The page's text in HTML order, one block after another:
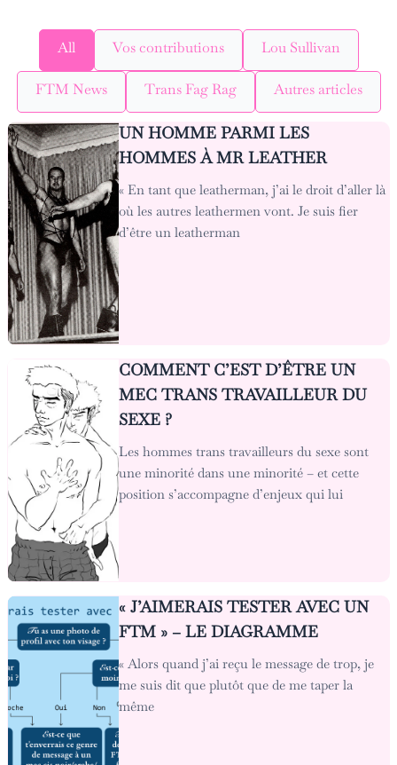
All Vos contributions Lou Sullivan
FTM News Trans Fag Rag Autres articles
UN HOMME PARMI LES
HOMMES À MR LEATHER
« En tant que leatherman, j’ai le droit d’aller là
où les autres leathermen vont. Je suis fier
d’être un leatherman
COMMENT C’EST D’ÊTRE UN
MEC TRANS TRAVAILLEUR DU
SEXE ?
Les hommes trans travailleurs du sexe sont
une minorité dans une minorité – et cette
position s’accompagne d’enjeux qui lui
« J’AIMERAIS TESTER AVEC UN
FTM » – LE DIAGRAMME
« Alors quand j’ai reçu le message de trop, je
me suis dit que plutôt que de me taper la
même